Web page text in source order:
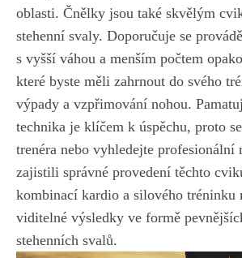
oblasti. Čnělky‍ jsou také skvělým
stehenní svaly.​ Doporučuje se
s ​vyšší váhou a menším počtem⁢
které byste měli zahrnout ‍do ⁤svého‌
výpady a vzpřimování nohou.
technika je⁣ klíčem k ‍úspěchu, proto
trenéra nebo vyhledejte​ profesionální
zajistili správné ‌provedení‍ těchto
kombinací kardio a silového tréninku⁢
viditelné výsledky ve ⁣formě
stehenních svalů.